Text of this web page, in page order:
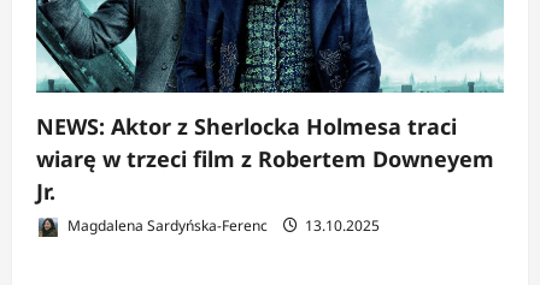
NEWS: Aktor z Sherlocka Holmesa traci
wiarę w trzeci film z Robertem Downeyem
Jr.
Magdalena Sardyńska-Ferenc 13.10.2025